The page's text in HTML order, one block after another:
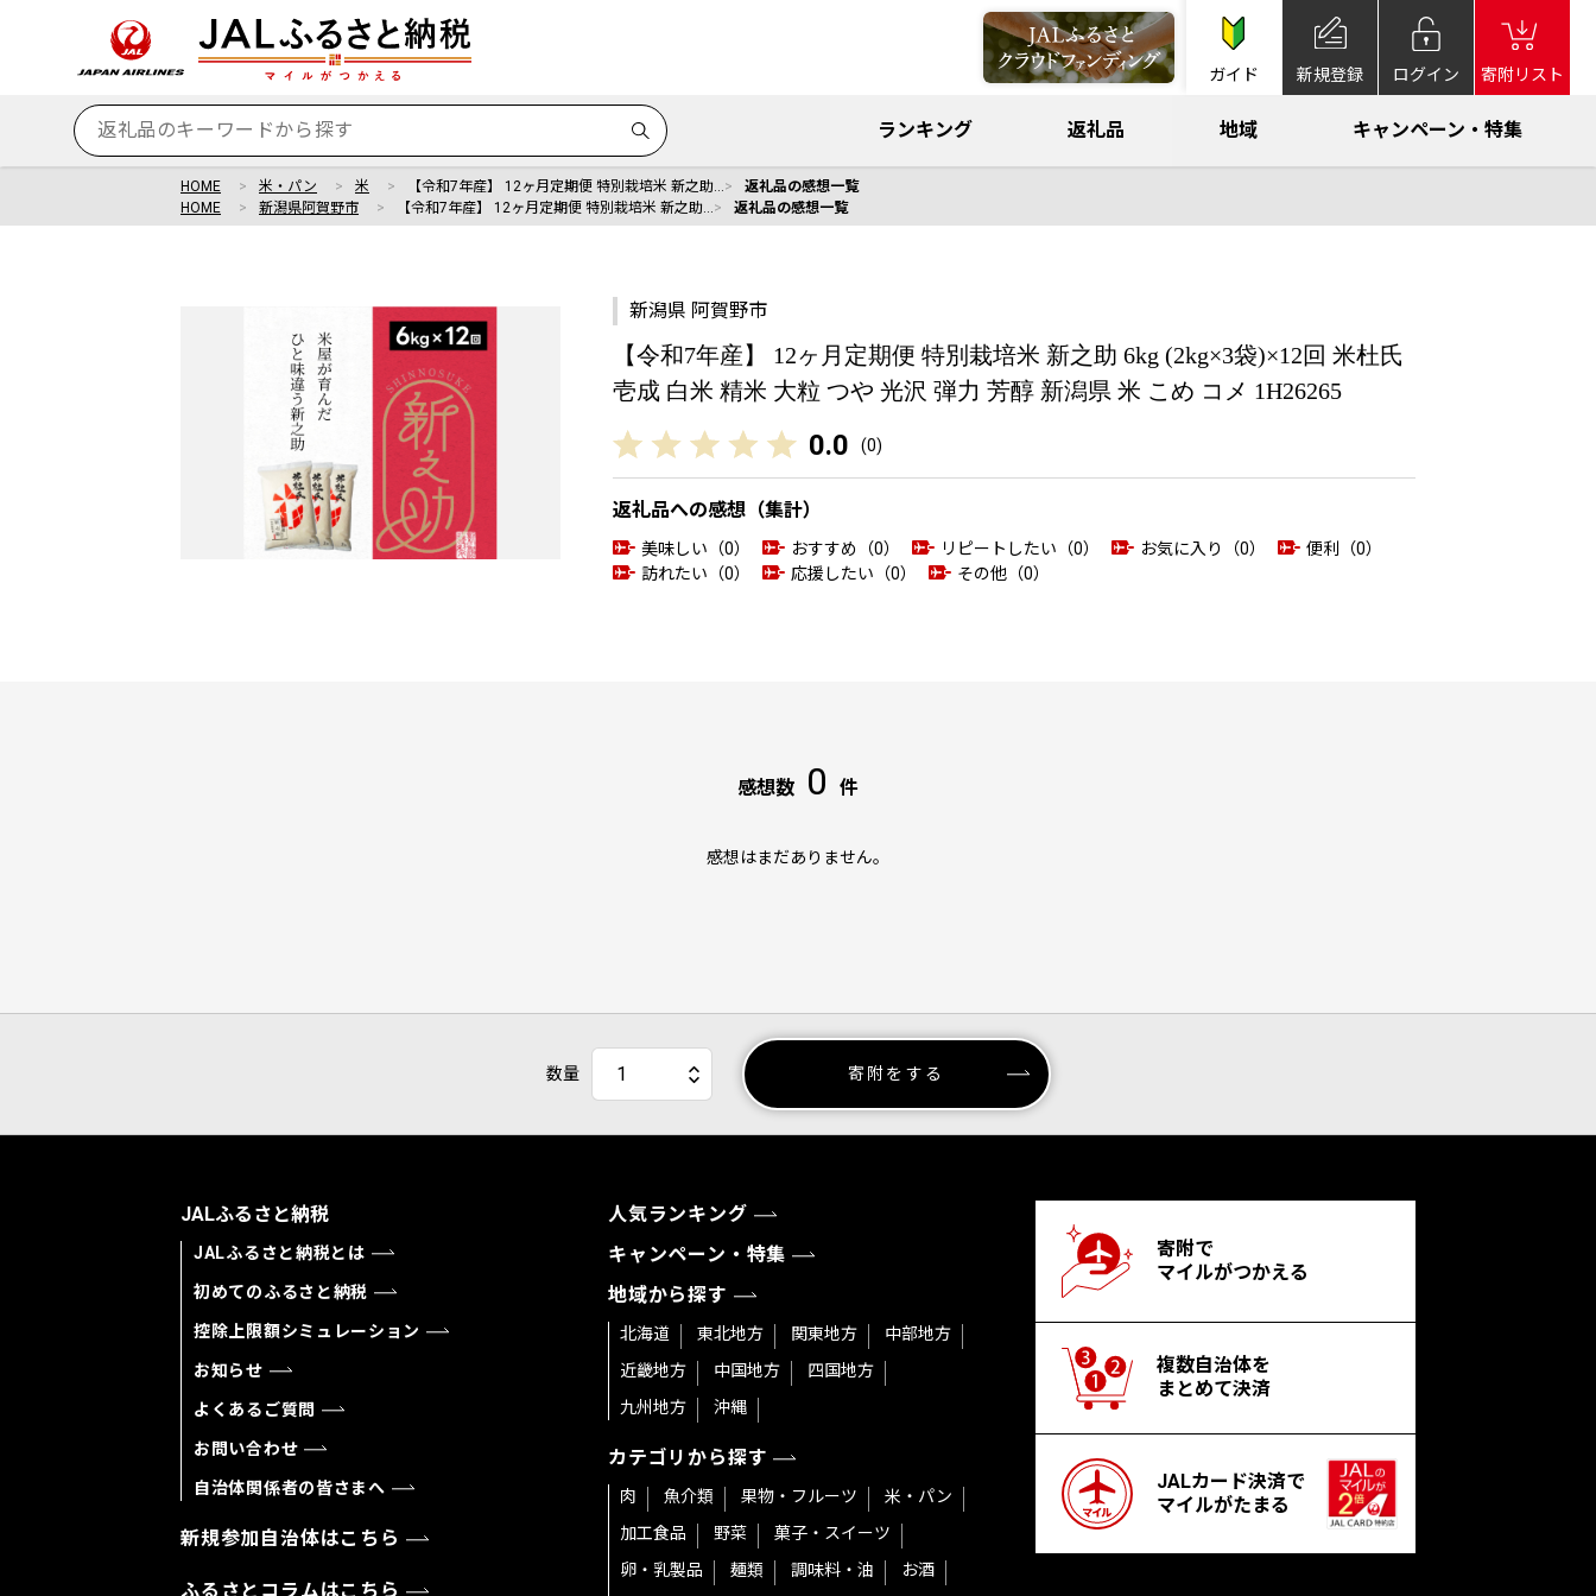
ガイド 新規登録 ログイン 寄附リスト
ランキング 返礼品 地域 キャンペーン・特集
HOME 米・パン 米 【令和7年産】 12ヶ月定期便 特別栽培米 新之助…
返礼品の感想一覧
HOME
新潟県阿賀野市 【令和7年産】 12ヶ月定期便 特別栽培米 新之助… 返礼品の感想一覧
新潟県 阿賀野市
【令和7年産】 12ヶ月定期便 特別栽培米 新之助 6kg (2kg×3袋)×12回 米杜氏
壱成 白米 精米 大粒 つや 光沢 弾力 芳醇 新潟県 米 こめ コメ 1H26265
0.0 (0)
返礼品への感想（集計）
美味しい（0） おすすめ（0） リピートしたい（0） お気に入り（0）
便利（0）
訪れたい（0）
応援したい（0） その他（0）
感想数 0 件
感想はまだありません。
数量 寄附をする
JALふるさと納税
JALふるさと納税とは
初めてのふるさと納税
控除上限額シミュレーション
お知らせ
よくあるご質問
お問い合わせ
自治体関係者の皆さまへ
新規参加自治体はこちら
ふるさとコラムはこちら
人気ランキング
キャンペーン・特集
地域から探す
北海道 東北地方 関東地方
中部地方
近畿地方
中国地方
四国地方
九州地方
沖縄
カテゴリから探す
肉 魚介類 果物・フルーツ
米・パン
加工食品
野菜
菓子・スイーツ
卵・乳製品
麺類 調味料・油 お酒
寄附で
マイルがつかえる
複数自治体を
まとめて決済
JALカード決済で
マイルがたまる